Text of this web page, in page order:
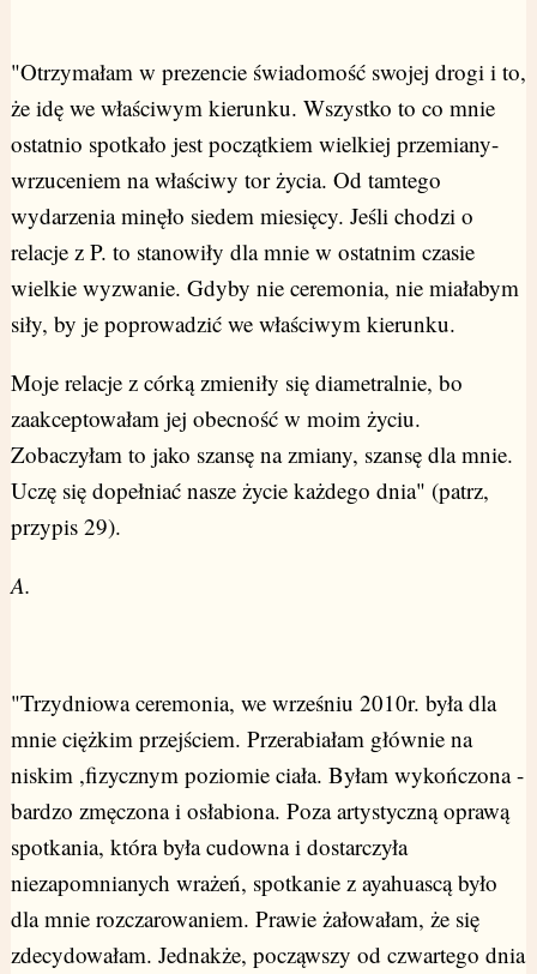
"Otrzymałam w prezencie świadomość swojej drogi i to,
że idę we właściwym kierunku. Wszystko to co mnie
ostatnio spotkało jest początkiem wielkiej przemiany-
wrzuceniem na właściwy tor życia. Od tamtego
wydarzenia minęło siedem miesięcy. Jeśli chodzi o
relacje z P. to stanowiły dla mnie w ostatnim czasie
wielkie wyzwanie. Gdyby nie ceremonia, nie miałabym
siły, by je poprowadzić we właściwym kierunku.
Moje relacje z córką zmieniły się diametralnie, bo
zaakceptowałam jej obecność w moim życiu.
Zobaczyłam to jako szansę na zmiany, szansę dla mnie.
Uczę się dopełniać nasze życie każdego dnia" (patrz,
przypis 29).
A.
"Trzydniowa ceremonia, we wrześniu 2010r. była dla
mnie ciężkim przejściem. Przerabiałam głównie na
niskim ,fizycznym poziomie ciała. Byłam wykończona -
bardzo zmęczona i osłabiona. Poza artystyczną oprawą
spotkania, która była cudowna i dostarczyła
niezapomnianych wrażeń, spotkanie z ayahuascą było
dla mnie rozczarowaniem. Prawie żałowałam, że się
zdecydowałam. Jednakże, począwszy od czwartego dnia